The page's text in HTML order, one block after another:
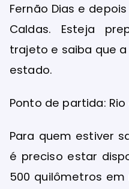
Fernão Dias e
Caldas. Esteja
trajeto e saiba que
estado.
Ponto de partida:
Para quem estiver
é preciso estar
500 quilômetros